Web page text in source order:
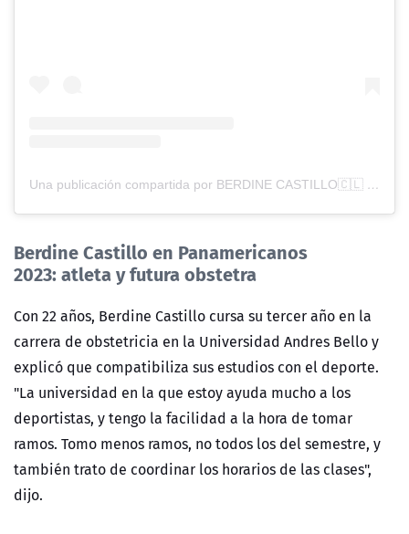
Una publicación compartida por BERDINE CASTILLO🇨🇱 (@berdine_pierre)
Berdine Castillo en Panamericanos
2023:atleta y futura obstetra
Con 22 años, Berdine Castillo cursa su tercer año en la
carrera de obstetricia en la Universidad Andres Bello y
explicó que compatibiliza sus estudios con el deporte.
"La universidad en la que estoy ayuda mucho a los
deportistas, y tengo la facilidad a la hora de tomar
ramos. Tomo menos ramos, no todos los del semestre, y
también trato de coordinar los horarios de las clases",
dijo.